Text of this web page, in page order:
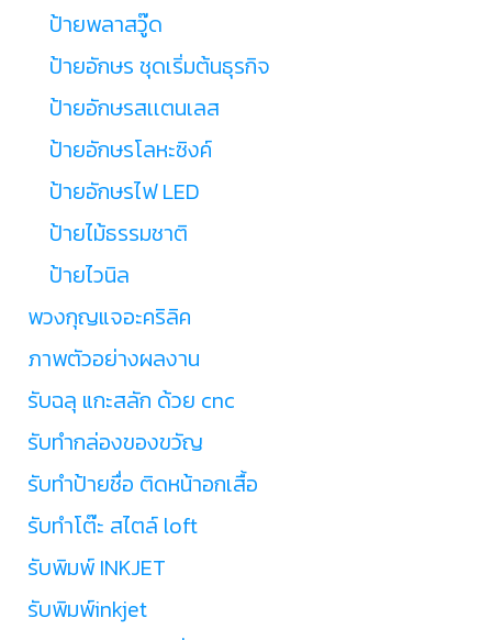
ป้ายพลาสวู๊ด
ป้ายอักษร ชุดเริ่มต้นธุรกิจ
ป้ายอักษรสเเตนเลส
ป้ายอักษรโลหะซิงค์
ป้ายอักษรไฟ LED
ป้ายไม้ธรรมชาติ
ป้ายไวนิล
พวงกุญแจอะคริลิค
ภาพตัวอย่างผลงาน
รับฉลุ แกะสลัก ด้วย cnc
รับทำกล่องของขวัญ
รับทำป้ายชื่อ ติดหน้าอกเสื้อ
รับทำโต๊ะ สไตล์ loft
รับพิมพ์ INKJET
รับพิมพ์inkjet